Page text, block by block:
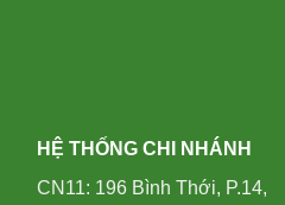
HỆ THỐNG CHI NHÁNH
CN11: 196 Bình Thới, P.14,